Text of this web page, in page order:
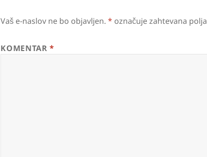
Vaš e-naslov ne bo objavljen. * označuje zahtevana polja
KOMENTAR*